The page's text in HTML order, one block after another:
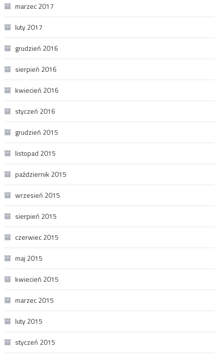
marzec 2017
luty 2017
grudzień 2016
sierpień 2016
kwiecień 2016
styczeń 2016
grudzień 2015
listopad 2015
październik 2015
wrzesień 2015
sierpień 2015
czerwiec 2015
maj 2015
kwiecień 2015
marzec 2015
luty 2015
styczeń 2015